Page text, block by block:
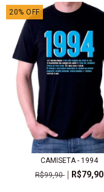
20% OFF
CAMISETA - 1994
R$99,90
R$79,90